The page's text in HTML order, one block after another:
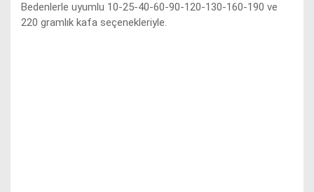
Bedenlerle uyumlu 10-25-40-60-90-120-130-160-190 ve
220 gramlık kafa seçenekleriyle.